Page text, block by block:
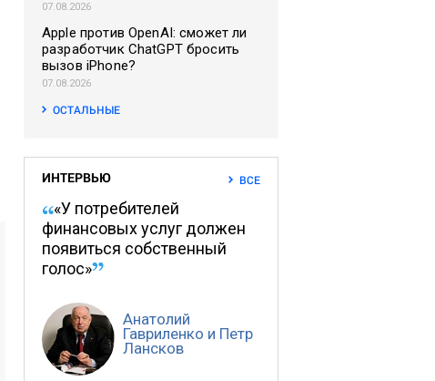
07.08.2026
Apple против OpenAI: сможет ли
разработчик ChatGPT бросить
вызов iPhone?
07.08.2026
ОСТАЛЬНЫЕ
ИНТЕРВЬЮ ВСЕ
«У потребителей
финансовых услуг должен
появиться собственный
голос»
Анатолий
Гавриленко и Петр
Лансков